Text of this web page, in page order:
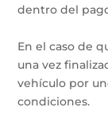
dentro del
En el caso de
una vez
vehículo por
condiciones.